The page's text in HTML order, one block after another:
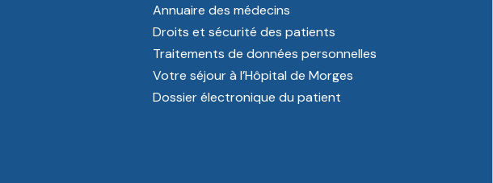
Annuaire des médecins
Droits et sécurité des patients
Traitements de données personnelles
Votre séjour à l’Hôpital de Morges
Dossier électronique du patient